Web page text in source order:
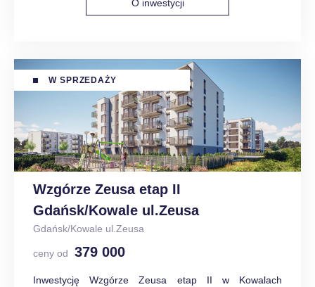
O inwestycji
W SPRZEDAŻY
Wzgórze Zeusa etap II
Gdańsk/Kowale ul.Zeusa
Gdańsk/Kowale ul.Zeusa
ceny od 379 000
Inwestycję Wzgórze Zeusa etap II w Kowalach